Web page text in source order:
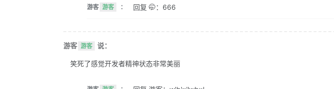
游客 游客 ： 回复 🤭：666
游客 游客 说：
笑死了感觉开发者精神状态非常美丽